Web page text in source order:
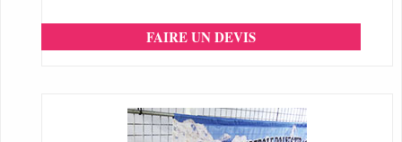
FAIRE UN DEVIS